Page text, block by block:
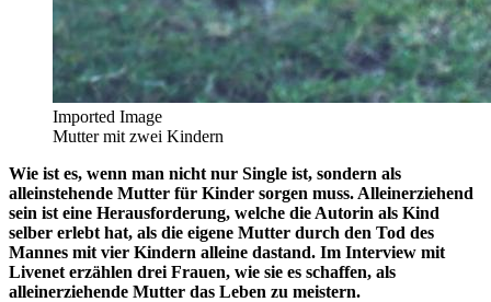
Imported Image
Mutter mit zwei Kindern
Wie ist es, wenn man nicht nur Single ist, sondern als
alleinstehende Mutter für Kinder sorgen muss. Alleinerziehend
sein ist eine Herausforderung, welche die Autorin als Kind
selber erlebt hat, als die eigene Mutter durch den Tod des
Mannes mit vier Kindern alleine dastand. Im Interview mit
Livenet erzählen drei Frauen, wie sie es schaffen, als
alleinerziehende Mutter das Leben zu meistern.